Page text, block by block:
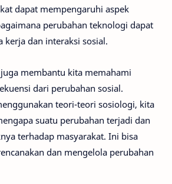
dapat mempengaruhi aspek
perubahan teknologi dapat
kerja dan interaksi sosial.
membantu kita memahami
dari perubahan sosial.
teori-teori sosiologi, kita
suatu perubahan terjadi dan
terhadap masyarakat. Ini bisa
dan mengelola perubahan